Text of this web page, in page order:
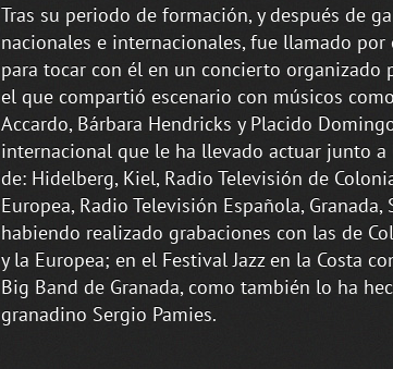
Tras su periodo de formación, y después de
nacionales e internacionales, fue llamado por
para tocar con él en un concierto organizado
el que compartió escenario con músicos
Accardo, Bárbara Hendricks y Placido
internacional que le ha llevado actuar junto a
de: Hidelberg, Kiel, Radio Televisión de
Europea, Radio Televisión Española, Granada,
habiendo realizado grabaciones con las de
y la Europea; en el Festival Jazz en la Costa
Big Band de Granada, como también lo ha
granadino Sergio Pamies.